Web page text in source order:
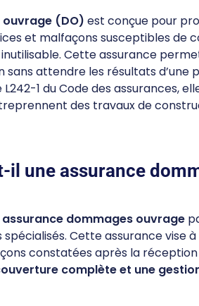
ouvrage (DO) est conçue pour
et malfaçons susceptibles de
Cette assurance
attendre les résultats d’une
1 du Code des assurances,
des travaux de
il une assurance
assurance dommages ouvrage
Cette assurance vise
constatées après la réception
complète et une